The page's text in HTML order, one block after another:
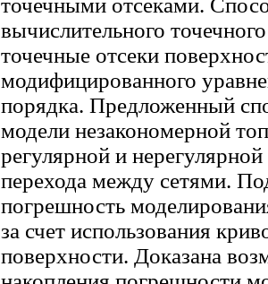
точечными отсеками.
вычислительного
точечные отсеки
модифицированного
порядка. Предложенный
модели незакономерной
регулярной и
перехода между сетями.
погрешность
за счет использования
поверхности. Доказана